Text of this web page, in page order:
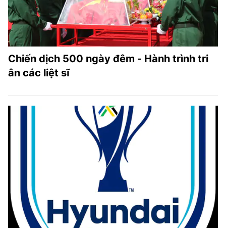
Chiến dịch 500 ngày đêm - Hành trình tri
ân các liệt sĩ